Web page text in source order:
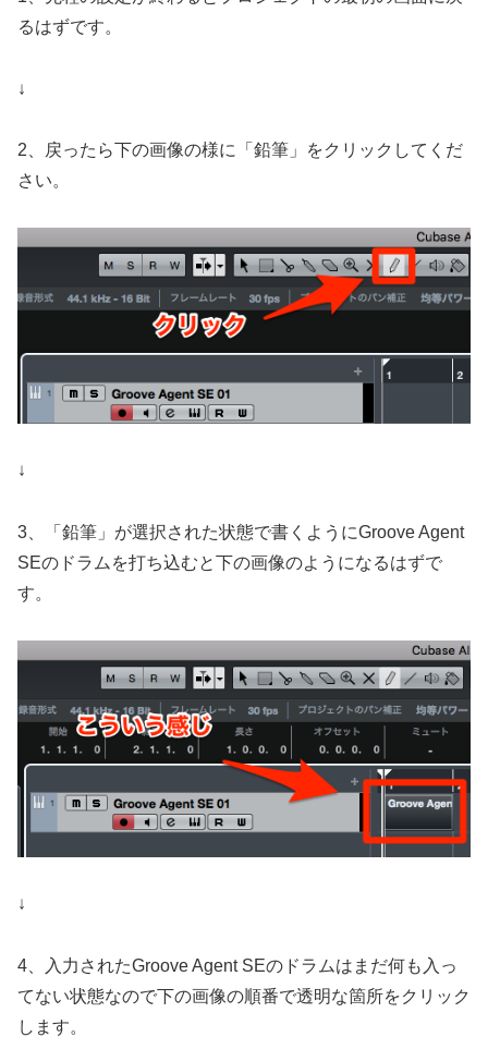
るはずです。
↓
2、戻ったら下の画像の様に「鉛筆」をクリックしてくだ
さい。
↓
3、「鉛筆」が選択された状態で書くようにGroove Agent
SEのドラムを打ち込むと下の画像のようになるはずで
す。
↓
4、入力されたGroove Agent SEのドラムはまだ何も入っ
てない状態なので下の画像の順番で透明な箇所をクリック
します。